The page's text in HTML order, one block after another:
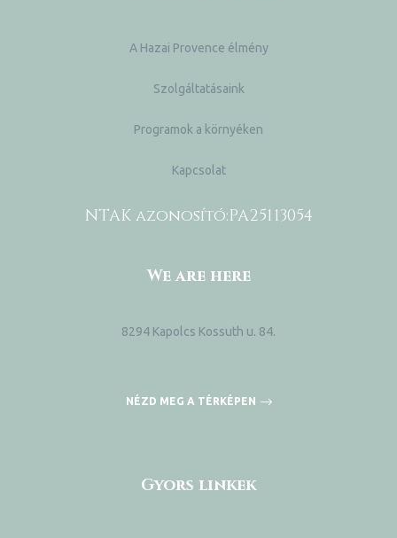
A Hazai Provence élmény
Szolgáltatásaink
Programok a környéken
Kapcsolat
NTAK azonosító:PA25113054
We are here
8294 Kapolcs Kossuth u. 84.
NÉZD MEG A TÉRKÉPEN
Gyors linkek